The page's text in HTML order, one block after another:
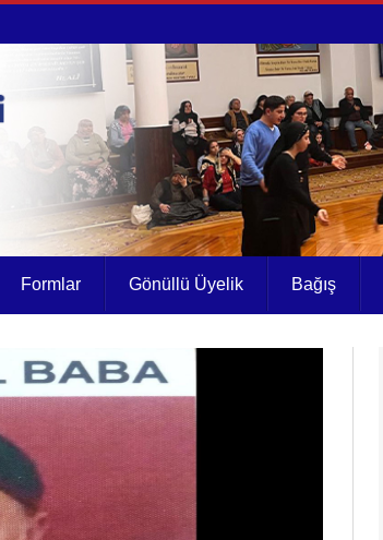
Formlar Gönüllü Üyelik Bağış